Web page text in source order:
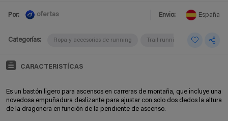
Por: ofertas Envio: España
Categorías: Ropa y accesorios de running Trail running
CARACTERISTÍCAS
Es un bastón ligero para ascensos en carreras de montaña, que incluye una
novedosa empuñadura deslizante para ajustar con solo dos dedos la altura
de la dragonera en función de la pendiente de ascenso.